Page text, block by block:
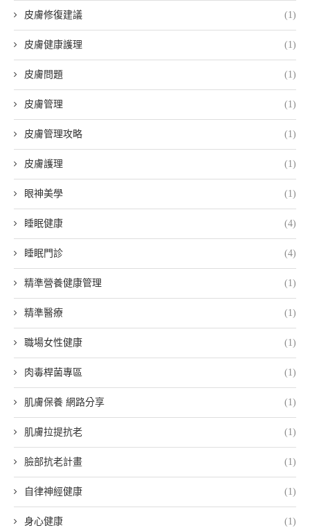
皮膚修復建議 (1)
皮膚健康護理 (1)
皮膚問題 (1)
皮膚管理 (1)
皮膚管理攻略 (1)
皮膚護理 (1)
眼神美學 (1)
睡眠健康 (4)
睡眠門診 (4)
精準營養健康管理 (1)
精準醫療 (1)
職場女性健康 (1)
肉毒桿菌專區 (1)
肌膚保養 網路分享 (1)
肌膚拉提抗老 (1)
臉部抗老計畫 (1)
自律神經健康 (1)
身心健康 (1)